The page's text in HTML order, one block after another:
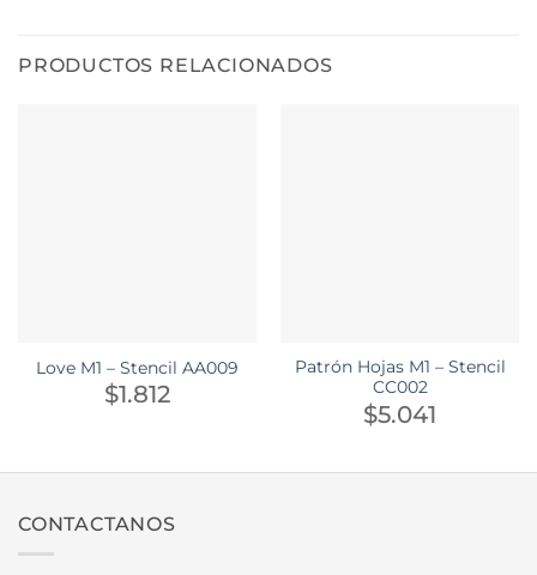
PRODUCTOS RELACIONADOS
Love M1 – Stencil AA009
$1.812
Patrón Hojas M1 – Stencil
CC002
$5.041
CONTACTANOS